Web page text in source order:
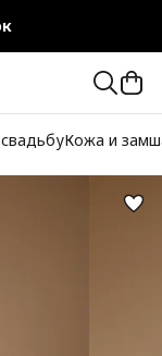
10 000 руб.
Кожа и